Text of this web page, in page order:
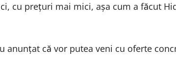
cu prețuri mai mici, așa cum a făcut
anunțat că vor putea veni cu oferte